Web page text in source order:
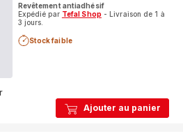
Ajouter au panier
Revêtement antiadhésif
Expédié par Tefal Shop- Livraison de 1 à
3 jours.
Stock faible
PerfectBake